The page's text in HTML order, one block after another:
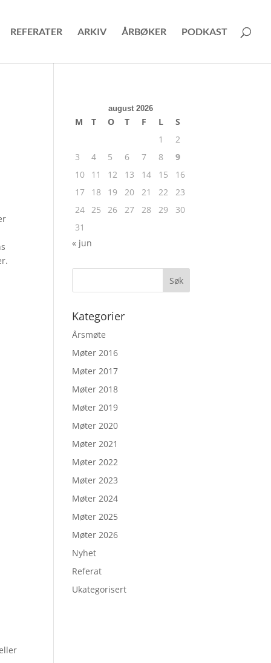
REFERATER ARKIV ÅRBØKER PODKAST
august 2026
M T O T F L
S
1
2
3
4 5 6 7 8
9
10
11 12 13 14 15
16
17
18 19 20 21 22
23
24 25 26 27 28 29
30
31
« jun
Kategorier
Årsmøte
Møter 2016
Møter 2017
Møter 2018
Møter 2019
Møter 2020
Møter 2021
Møter 2022
Møter 2023
Møter 2024
Møter 2025
Møter 2026
Nyhet
Referat
Ukategorisert